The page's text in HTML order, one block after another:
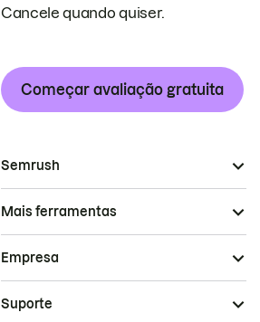
Cancele quando quiser.
Começar avaliação gratuita
Semrush
Mais ferramentas
Empresa
Suporte